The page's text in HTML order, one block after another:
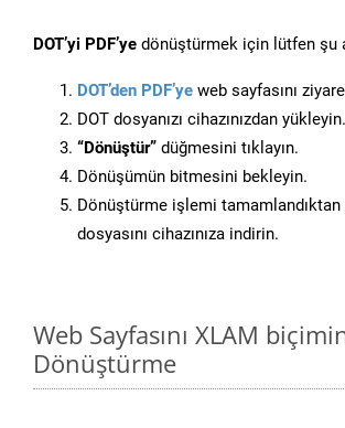
DOT’yi PDF’ye dönüştürmek için lütfen şu
DOT’den PDF’ye web sayfasını
DOT dosyanızı cihazınızdan yükleyin.
“Dönüştür” düğmesini tıklayın.
Dönüşümün bitmesini bekleyin.
Dönüştürme işlemi tamamlandıktan
dosyasını cihazınıza indirin.
Web Sayfasını XLAM
Dönüştürme